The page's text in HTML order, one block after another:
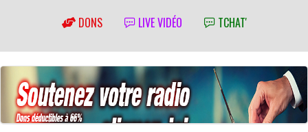
DONS LIVE VIDÉO TCHAT'